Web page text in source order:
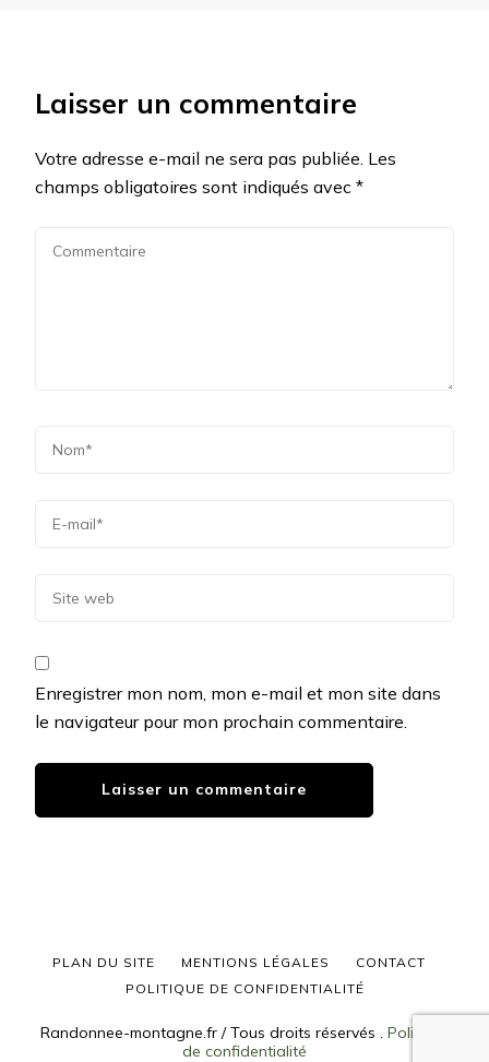
Laisser un commentaire
Votre adresse e-mail ne sera pas publiée. Les
champs obligatoires sont indiqués avec *
Enregistrer mon nom, mon e-mail et mon site dans
le navigateur pour mon prochain commentaire.
Randonnee-montagne.fr / Tous droits réservés . Politique
de confidentialité
PLAN DU SITE MENTIONS LÉGALES
CONTACT
POLITIQUE DE CONFIDENTIALITÉ